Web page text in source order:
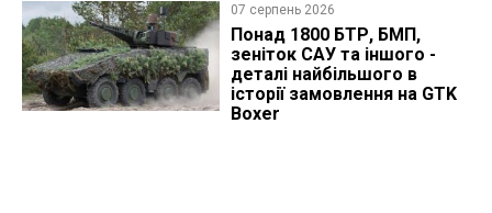
07 серпень 2026
Понад 1800 БТР, БМП,
зеніток САУ та іншого -
деталі найбільшого в
історії замовлення на GTK
Boxer